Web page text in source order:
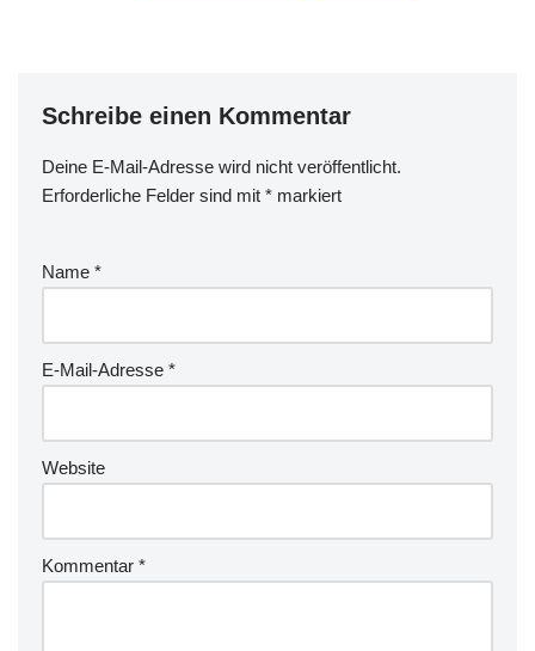
Schreibe einen Kommentar
Deine E-Mail-Adresse wird nicht veröffentlicht.
Erforderliche Felder sind mit * markiert
Name *
E-Mail-Adresse *
Website
Kommentar *